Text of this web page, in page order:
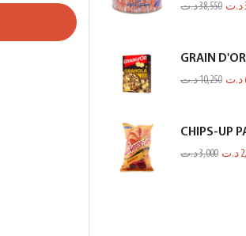
38,550د.ت د.ت
10,250د.ت د.ت
CHIPS-UP
3,000د.ت د.ت